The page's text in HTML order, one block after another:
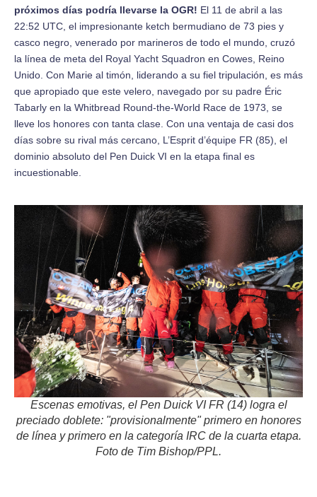
próximos días podría llevarse la OGR! El 11 de abril a las
22:52 UTC, el impresionante ketch bermudiano de 73 pies y
casco negro, venerado por marineros de todo el mundo, cruzó
la línea de meta del Royal Yacht Squadron en Cowes, Reino
Unido. Con Marie al timón, liderando a su fiel tripulación, es más
que apropiado que este velero, navegado por su padre Éric
Tabarly en la Whitbread Round-the-World Race de 1973, se
lleve los honores con tanta clase. Con una ventaja de casi dos
días sobre su rival más cercano, L’Esprit d’équipe FR (85), el
dominio absoluto del Pen Duick VI en la etapa final es
incuestionable.
Escenas emotivas, el Pen Duick VI FR (14) logra el
preciado doblete: "provisionalmente" primero en honores
de línea y primero en la categoría IRC de la cuarta etapa.
Foto de Tim Bishop/PPL.